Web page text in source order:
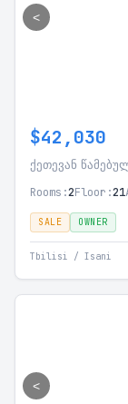
<
$42,030
ქეთევან
Rooms:2Floor:21
SALE OWNER
Tbilisi / Isani
<